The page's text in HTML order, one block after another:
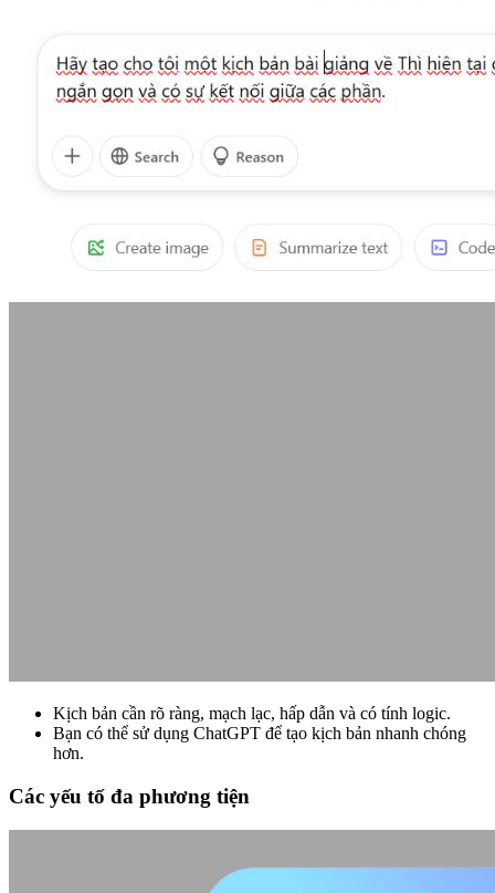
Kịch bản cần rõ ràng, mạch lạc, hấp dẫn và có tính logic.
Bạn có thể sử dụng ChatGPT để tạo kịch bản nhanh chóng
hơn.
Các yếu tố đa phương tiện